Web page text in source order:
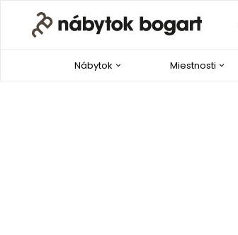
Nábytok Miestnosti